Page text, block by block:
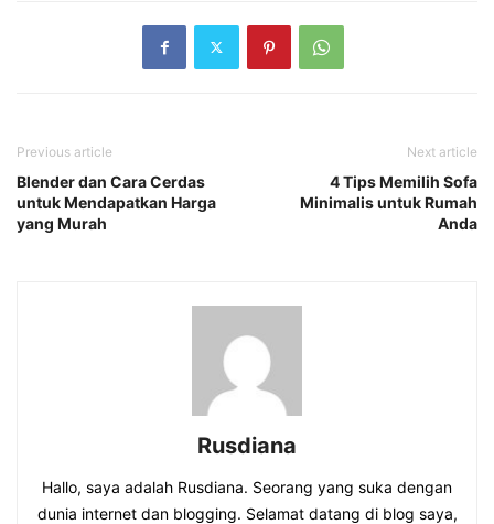
Previous article
Blender dan Cara Cerdas
untuk Mendapatkan Harga
yang Murah
Next article
4 Tips Memilih Sofa
Minimalis untuk Rumah
Anda
Rusdiana
Hallo, saya adalah Rusdiana. Seorang yang suka dengan
dunia internet dan blogging. Selamat datang di blog saya,